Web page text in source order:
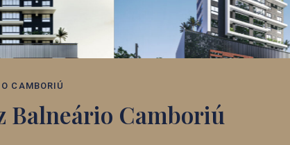
CAMBORIÚ
Balneário Camboriú